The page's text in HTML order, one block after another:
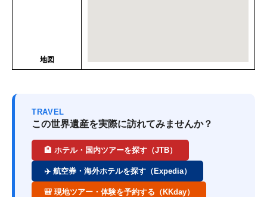
地図
TRAVEL
この世界遺産を実際に訪れてみませんか？
🏨 ホテル・国内ツアーを探す（JTB）
✈️ 航空券・海外ホテルを探す（Expedia）
🎒 現地ツアー・体験を予約する（KKday）